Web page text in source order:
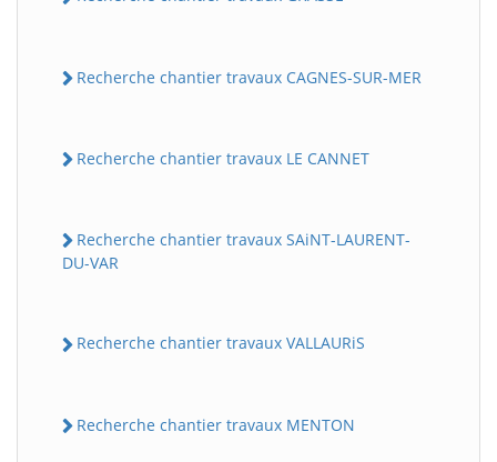
Recherche chantier travaux CAGNES-SUR-MER
Recherche chantier travaux LE CANNET
Recherche chantier travaux SAiNT-LAURENT-
DU-VAR
Recherche chantier travaux VALLAURiS
Recherche chantier travaux MENTON